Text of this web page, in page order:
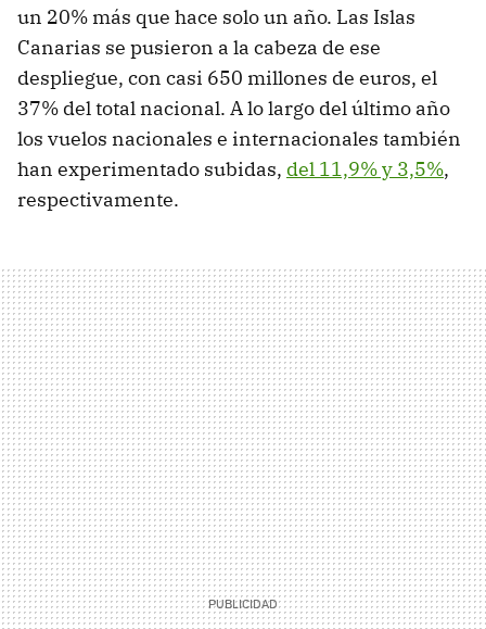
un 20% más que hace solo un año. Las Islas
Canarias se pusieron a la cabeza de ese
despliegue, con casi 650 millones de euros, el
37% del total nacional. A lo largo del último año
los vuelos nacionales e internacionales también
han experimentado subidas, del 11,9% y 3,5%,
respectivamente.